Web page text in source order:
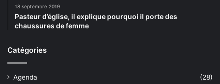
18 septembre 2019
Pasteur d’église, il explique pourquoi il porte des
chaussures de femme
Catégories
Agenda
(28)